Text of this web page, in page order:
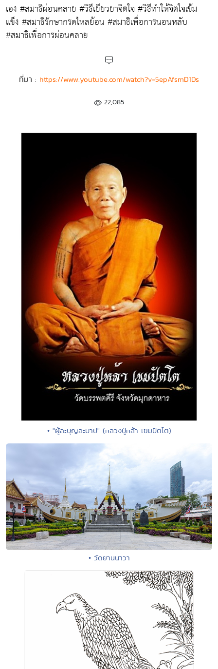
เอง #สมาธิผ่อนคลาย #วิธีเยียวยาจิตใจ #วิธีทำให้จิตใจเข้ม
แข็ง #สมาธิรักษากรดไหลย้อน #สมาธิเพื่อการนอนหลับ
#สมาธิเพื่อการผ่อนคลาย
ที่มา : https://www.youtube.com/watch?v=5epAfsmD1Ds
22,085
• "ผู้ละบุญละบาป" (หลวงปู่หล้า เขมปัตโต)
• วัดยานนาวา